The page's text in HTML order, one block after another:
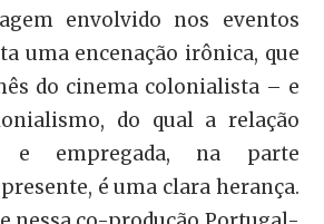
envolvido nos eventos
uma encenação irônica, que
do cinema colonialista – e
do qual a relação
e empregada, na parte
é uma clara herança.